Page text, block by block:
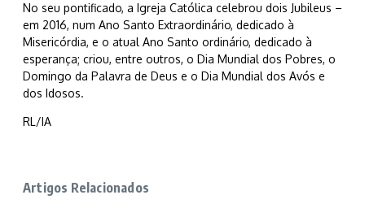
No seu pontificado, a Igreja Católica celebrou dois Jubileus –
em 2016, num Ano Santo Extraordinário, dedicado à
Misericórdia, e o atual Ano Santo ordinário, dedicado à
esperança; criou, entre outros, o Dia Mundial dos Pobres, o
Domingo da Palavra de Deus e o Dia Mundial dos Avós e
dos Idosos.
RL/IA
Artigos Relacionados